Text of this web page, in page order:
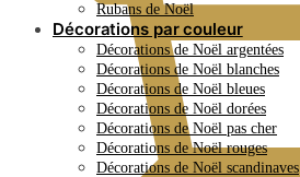
Rubans de Noël
Décorations par couleur
Décorations de Noël argentées
Décorations de Noël blanches
Décorations de Noël bleues
Décorations de Noël dorées
Décorations de Noël pas cher
Décorations de Noël rouges
Décorations de Noël scandinaves